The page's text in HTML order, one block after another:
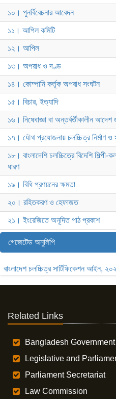
১০। পুনর্বিবেচনার আবেদন
১১। আপিল কমিটি
১২। আপিল
১৩। অপরাধ ও দণ্ড
১৪। কোম্পানি কর্তৃক অপরাধ সংঘটন
১৫। বিচার, ইত্যাদি
১৬। নিষেধাজ্ঞা বা অন্তর্বর্তীকালীন আদেশ
১৭। যৌথ প্রযোজনায় চলচ্চিত্র নির্মাণ ও
১৮। বাংলাদেশি চলচ্চিত্রে বিদেশি
ধারণ
১৯। বিধি প্রণয়নের ক্ষমতা
২০। রহিতকরণ ও হেফাজত
২১। ইংরেজিতে অনূদিত পাঠ প্রকাশ
গেজেটেড অনুলিপি
বাংলাদেশ চলচ্চিত্র সার্টিফিকেশন আইন,
Related Links
Bangladesh
Legislative and
Parliament Secretariat
Law Commission